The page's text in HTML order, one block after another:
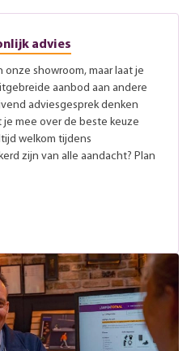
advies
showroom, maar laat je
aanbod aan andere
adviesgesprek denken
mee over de beste keuze
welkom tijdens
zijn van alle aandacht? Plan